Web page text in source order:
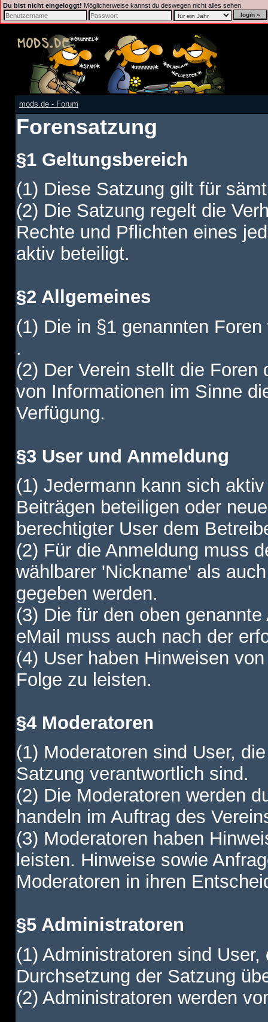
Du bist nicht eingeloggt! Möglicherweise kannst du deswegen nicht alles sehen.
mods.de - Forum
Forensatzung
§1 Geltungsbereich
(1) Diese Satzung gilt für
(2) Die Satzung regelt die
Rechte und Pflichten eines
aktiv beteiligt.
§2 Allgemeines
(1) Die in §1 genannten
.
(2) Der Verein stellt die
von Informationen im Sinne
Verfügung.
§3 User und Anmeldung
(1) Jedermann kann sich
Beiträgen beteiligen oder
berechtigter User dem
(2) Für die Anmeldung muss
wählbarer 'Nickname' als
gegeben werden.
(3) Die für den oben
eMail muss auch nach der
(4) User haben Hinweisen
Folge zu leisten.
§4 Moderatoren
(1) Moderatoren sind User,
Satzung verantwortlich sind.
(2) Die Moderatoren werden
handeln im Auftrag des
(3) Moderatoren haben
leisten. Hinweise sowie
Moderatoren in ihren
§5 Administratoren
(1) Administratoren sind
Durchsetzung der Satzung
(2) Administratoren werden